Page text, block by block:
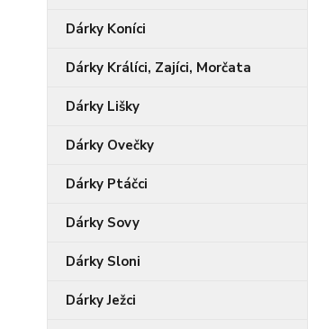
Dárky Koníci
Dárky Králíci, Zajíci, Morčata
Dárky Lišky
Dárky Ovečky
Dárky Ptáčci
Dárky Sovy
Dárky Sloni
Dárky Ježci